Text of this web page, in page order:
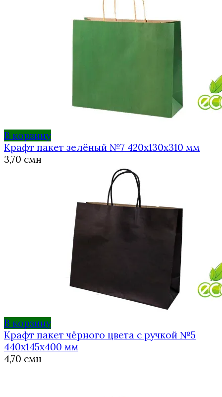
В корзину
Крафт пакет зелёный №7 420х130х310 мм
3,70 смн
В корзину
Крафт пакет чёрного цвета с ручкой №5
440х145х400 мм
4,70 смн